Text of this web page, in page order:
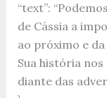
“text”:
de Cássia a
ao próximo e
Sua história
diante das